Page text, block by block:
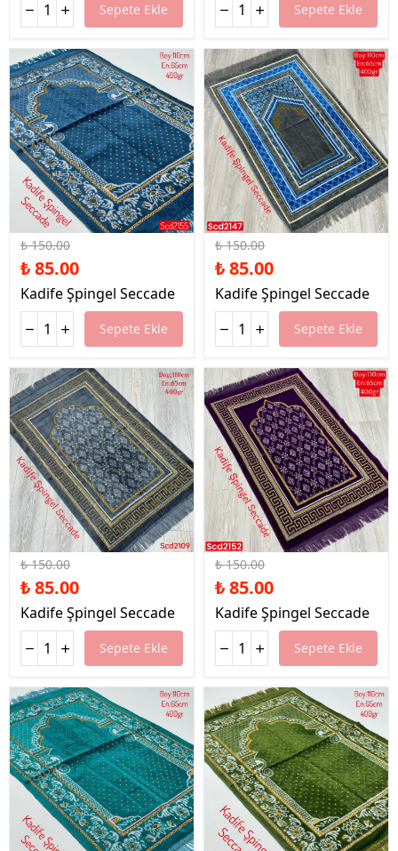
Sepete Ekle Sepete Ekle
%43 İndirim
₺ 150.00
₺ 85.00
Kadife Şpingel Seccade
Sepete Ekle
%43 İndirim
₺ 150.00
₺ 85.00
Kadife Şpingel Seccade
Sepete Ekle
%43 İndirim
₺ 150.00
₺ 85.00
Kadife Şpingel Seccade
Sepete Ekle
%43 İndirim
₺ 150.00
₺ 85.00
Kadife Şpingel Seccade
Sepete Ekle